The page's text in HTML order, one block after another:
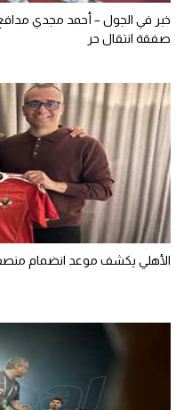
خبر في الجول – أحمد مجدي
صفقة انتقال حر
الأهلي يكشف موعد انضمام